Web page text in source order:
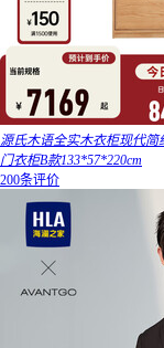
源氏木语全实木衣柜现代简
门衣柜B款133*57*220cm
200条评价